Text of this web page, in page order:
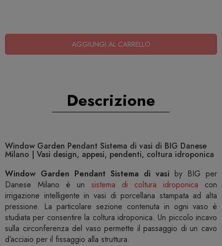
AGGIUNGI AL CARRELLO
Descrizione
Window Garden Pendant Sistema di vasi di BIG Danese
Milano | Vasi design, appesi, pendenti, coltura idroponica
Window Garden Pendant Sistema di vasi by BIG per
Danese Milano è un sistema di coltura idroponica con
irrigazione intelligente in vasi di porcellana stampata ad alta
pressione. La particolare sezione contenuta in ogni vaso è
studiata per consentire la coltura idroponica. Un piccolo incavo
sulla circonferenza del vaso permette il passaggio di un cavo
d’acciaio per il fissaggio alla struttura.